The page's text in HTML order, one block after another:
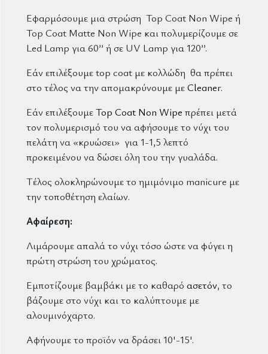
Εφαρμόσουμε μια στρώση Top Coat Non Wipe ή
Top Coat Matte Non Wipe και πολυμερίζουμε σε
Led Lamp για 60’’ ή σε UV Lamp για 120’’.
Εάν επιλέξουμε top coat με κολλώδη θα πρέπει
στο τέλος να την απομακρύνουμε μεCleaner.
Εάν επιλέξουμεTop Coat Non Wipe πρέπει μετά
τον πολυμερισμό του να αφήσουμε το νύχι του
πελάτη να «κρυώσει» για 1-1,5 λεπτό
προκειμένου να δώσει όλη του την γυαλάδα.
Τέλος ολοκληρώνουμε το ημιμόνιμο manicure με
την τοποθέτηση ελαίων.
Αφαίρεση:
Λιμάρουμε απαλά το νύχι τόσο ώστε να φύγει η
πρώτη στρώση του χρώματος.
Εμποτίζουμε βαμβάκι με το καθαρό ασετόν, το
βάζουμε στο νύχι και το καλύπτουμε με
αλουμινόχαρτο.
Αφήνουμε το προϊόν να δράσει 10'-15'.